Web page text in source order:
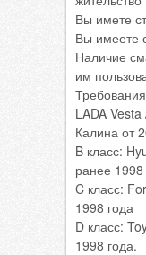
Вы имете
Вы имеете
Наличие
им
LADA
Калина от
B класс:
ранее 1998
C класс:
1998 года
D класс:
1998 года.